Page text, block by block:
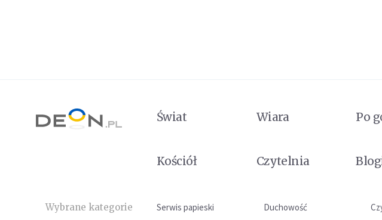
Świat Wiara Po
Kościół
Czytelnia
Wybrane kategorie Serwis papieski Duchowość